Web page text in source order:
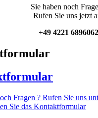
Sie haben noch
Rufen Sie uns jetzt
+49 4221 6896062
Fragen ? Rufen Sie uns
Sie das Kontaktformular